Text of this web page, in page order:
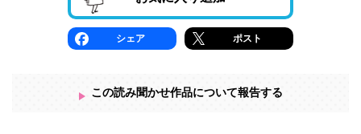
シェア ポスト
この読み聞かせ作品について報告する